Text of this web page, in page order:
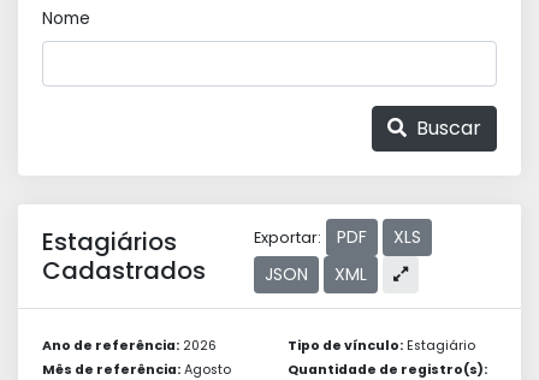
Nome
Buscar
Estagiários
Cadastrados
Exportar: PDF
XLS
JSON
XML
Ano de referência: 2026
Mês de referência: Agosto
Tipo de vínculo: Estagiário
Quantidade de registro(s):